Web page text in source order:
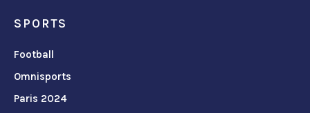
SPORTS
Football
Omnisports
Paris 2024